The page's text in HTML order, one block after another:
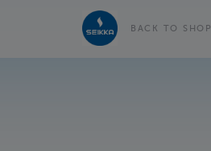
BACK TO SHOP